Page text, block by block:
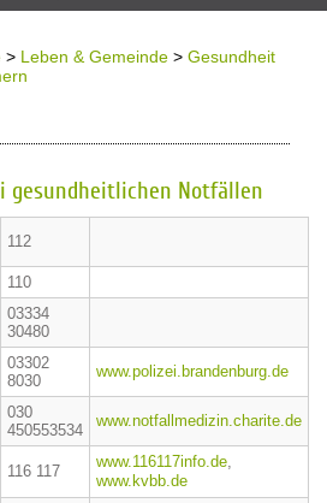
> Leben & Gemeinde >Gesundheit
gesundheitlichen Notfällen
112
110
03334
30480
03302
8030
www.polizei.brandenburg.de
030
450553534
www.notfallmedizin.charite.de
116 117
www.116117info.de,
www.kvbb.de